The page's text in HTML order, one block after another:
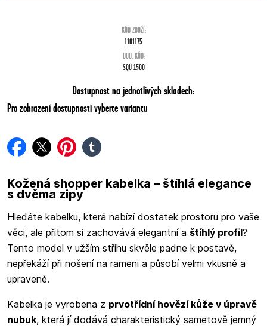
KÓD ZBOŽÍ:
1101175
DOD. KÓD:
SQU 1500
Dostupnost na jednotlivých skladech:
Pro zobrazení dostupnosti vyberte variantu
facebook
twitterpinterest
tumblr
Kožená shopper kabelka – štíhlá elegance
s dvěma zipy
Hledáte kabelku, která nabízí dostatek prostoru pro vaše
věci, ale přitom si zachovává elegantní a štíhlý profil?
Tento model v užším střihu skvěle padne k postavě,
nepřekáží při nošení na rameni a působí velmi vkusně a
upraveně.
Kabelka je vyrobena z prvotřídní hovězí kůže v úpravě
nubuk, která jí dodává charakteristický sametově jemný